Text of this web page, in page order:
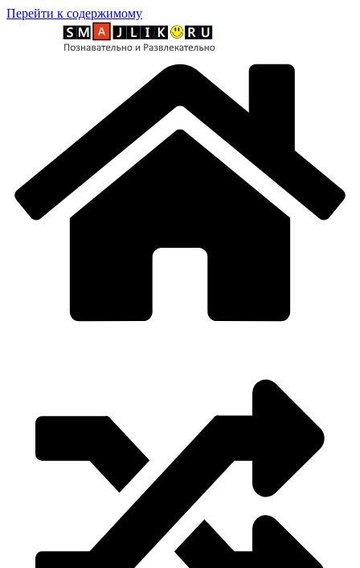
Перейти к содержимому